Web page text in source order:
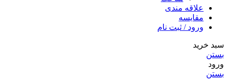
علاقه مندی
مقایسه
ورود / ثبت نام
سبد خرید
بستن
ورود
بستن